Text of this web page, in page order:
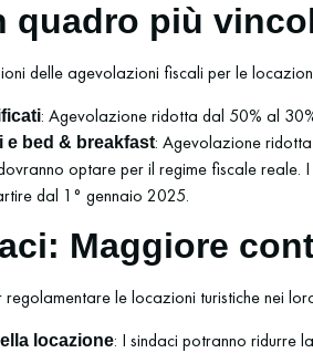
quadro più
delle agevolazioni fiscali per le
: Agevolazione ridotta dal 50% al
bed & breakfast: Agevolazione
optare per il regime fiscale reale.
dal 1° gennaio 2025.
Maggiore
le locazioni turistiche nei
locazione: I sindaci potranno ridurre